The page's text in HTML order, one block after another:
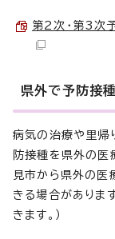
第2次・第3次
県外で予防接
病気の治療や里帰
防接種を県外の医
見市から県外の医
きる場合がありま
きます。）